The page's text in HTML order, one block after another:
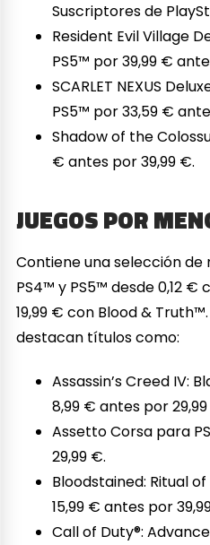
Suscriptores de
Resident Evil Village
PS5™ por 39,99 €
SCARLET NEXUS
PS5™ por 33,59 €
Shadow of the
€ antes por 39,99 €.
JUEGOS POR
Contiene una selección
PS4™ y PS5™ desde 0,12
19,99 € con Blood &
destacan títulos como:
Assassin’s Creed IV:
8,99 € antes por
Assetto Corsa para
29,99 €.
Bloodstained: Ritual
15,99 € antes por
Call of Duty®: